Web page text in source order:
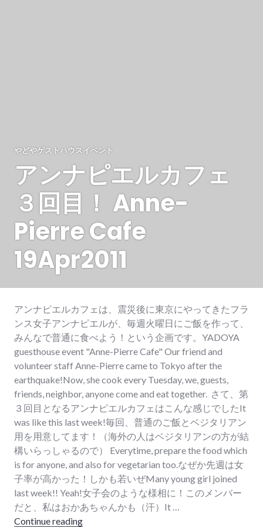
やどやゲストハウスイベント
アンナピエルカフェ
３回目！ Anne-
Pierre Cafe
19Apr2011
アンナピエルカフェは、震災後に東京にやってきたフラ
ンス女子アンナピエルが、毎週火曜日にご飯を作って、
みんなで普通に食べよう！という企画です。YADOYA
guesthouse event "Anne-Pierre Cafe" Our friend and
volunteer staff Anne-Pierre came to Tokyo after the
earthquake!Now, she cook every Tuesday, we, guests,
friends, neighbor, anyone come and eat together. さて、第
３回目となるアンナピエルカフェはこんな感じでしたIt
was like this last week!毎回、普通のご飯とベジタリアン
用を用意してます！（海外の人はベジタリアンの方が結
構いらっしゃるので） Everytime, prepare the food which
is for anyone, and also for vegetarian too.なぜか先週は女
子率が高かった！しかも若いぜMany young girl joined
last week!! Yeah!女子会のような様相に！このメンバー
だと、私はおかあちゃんかも（汗）It …
Continue reading